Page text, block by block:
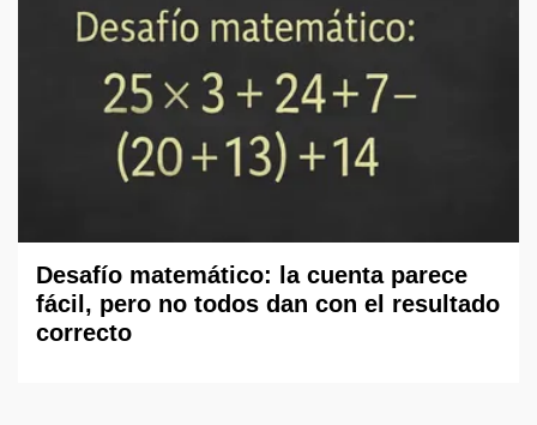
Desafío matemático: la cuenta parece
fácil, pero no todos dan con el resultado
correcto